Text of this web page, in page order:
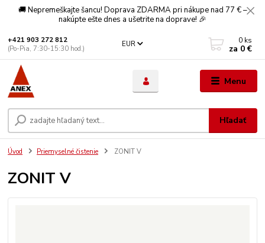
🚚 Nepremeškajte šancu! Doprava ZDARMA pri nákupe nad 77 € –
nakúpte ešte dnes a ušetrite na doprave! 🎉
Menu
EUR
Hľadať
+421 903 272 812
(Po-Pia, 7:30-15:30 hod.)
0 ks
za 0 €
Úvod Priemyselné čistenie ZONIT V
ZONIT V